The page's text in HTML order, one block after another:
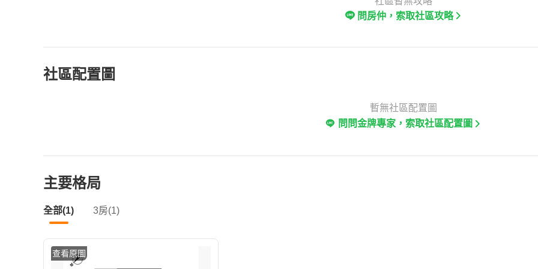
問房仲，索取社區攻略
社區配置圖
暫無社區配置圖
問問金牌專家，索取社區配置圖
主要格局
全部(1) 3房(1)
查看原圖